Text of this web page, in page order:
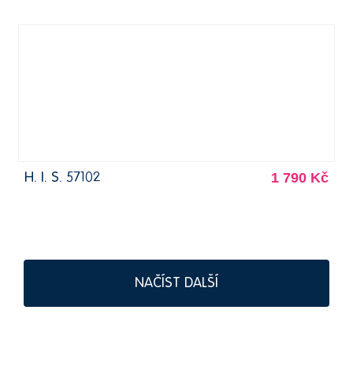
H. I. S. 57102 1 790 Kč
NAČÍST DALŠÍ